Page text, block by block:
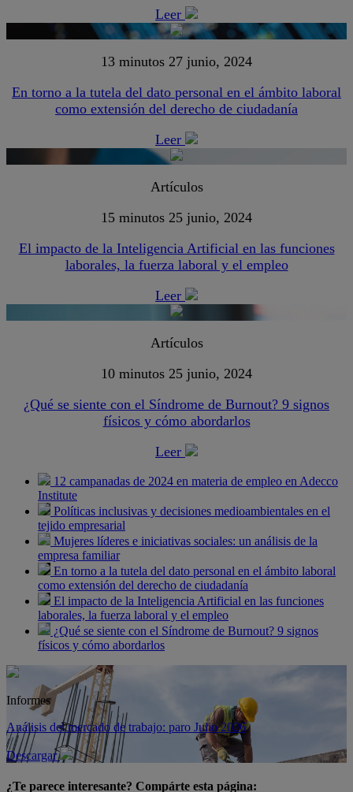
Leer
13 minutos 27 junio, 2024
En torno a la tutela del dato personal en el ámbito laboral
como extensión del derecho de ciudadanía
Leer
Artículos
15 minutos 25 junio, 2024
El impacto de la Inteligencia Artificial en las funciones
laborales, la fuerza laboral y el empleo
Leer
Artículos
10 minutos 25 junio, 2024
¿Qué se siente con el Síndrome de Burnout? 9 signos
físicos y cómo abordarlos
Leer
12 campanadas de 2024 en materia de empleo en Adecco
Institute
Políticas inclusivas y decisiones medioambientales en el
tejido empresarial
Mujeres líderes e iniciativas sociales: un análisis de la
empresa familiar
En torno a la tutela del dato personal en el ámbito laboral
como extensión del derecho de ciudadanía
El impacto de la Inteligencia Artificial en las funciones
laborales, la fuerza laboral y el empleo
¿Qué se siente con el Síndrome de Burnout? 9 signos
físicos y cómo abordarlos
Informes
Análisis del mercado de trabajo: paro Julio 2026
Descargar
¿Te parece interesante? Compárte esta página: